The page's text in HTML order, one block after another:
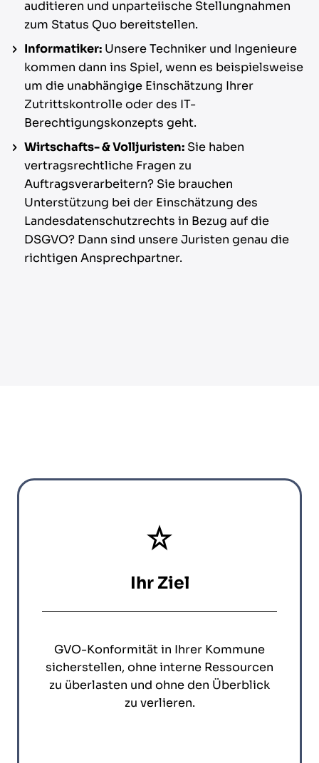
auditieren und unparteiische Stellungnahmen
zum Status Quo bereitstellen.
Informatiker: Unsere Techniker und Ingenieure
kommen dann ins Spiel, wenn es beispielsweise
um die unabhängige Einschätzung Ihrer
Zutrittskontrolle oder des IT-
Berechtigungskonzepts geht.
Wirtschafts- & Volljuristen: Sie haben
vertragsrechtliche Fragen zu
Auftragsverarbeitern? Sie brauchen
Unterstützung bei der Einschätzung des
Landesdatenschutzrechts in Bezug auf die
DSGVO? Dann sind unsere Juristen genau die
richtigen Ansprechpartner.
Ihr Ziel
GVO-Konformität in Ihrer Kommune
sicherstellen, ohne interne Ressourcen
zu überlasten und ohne den Überblick
zu verlieren.